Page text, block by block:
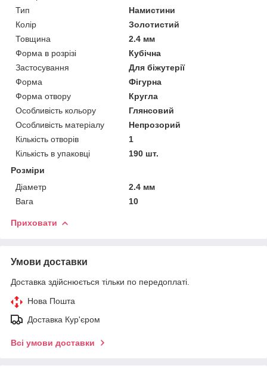
Тип
Намистини
Колір
Золотистий
Товщина
2.4 мм
Форма в розрізі
Кубічна
Застосування
Для біжутерії
Форма
Фігурна
Форма отвору
Кругла
Особливість кольору
Глянсовий
Особливість матеріалу
Непрозорий
Кількість отворів
1
Кількість в упаковці
190 шт.
Розміри
Діаметр
2.4 мм
Вага
10
Приховати
Умови доставки
Доставка здійснюється тільки по передоплаті.
Нова Пошта
Доставка Кур'єром
Всі умови доставки